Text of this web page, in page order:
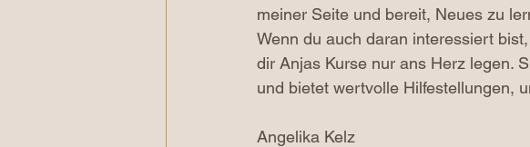
meiner Seite und bereit, Neues zu
Wenn du auch daran interessiert
dir Anjas Kurse nur ans Herz legen.
und bietet wertvolle Hilfestellungen,
Angelika Kelz